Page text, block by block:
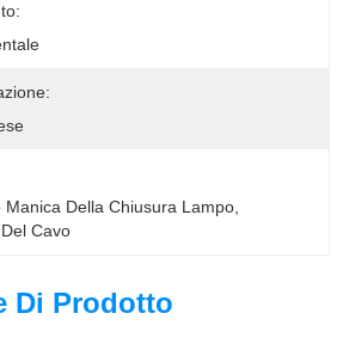
Della Chiusura Lampo
Cavo
Di Prodotto